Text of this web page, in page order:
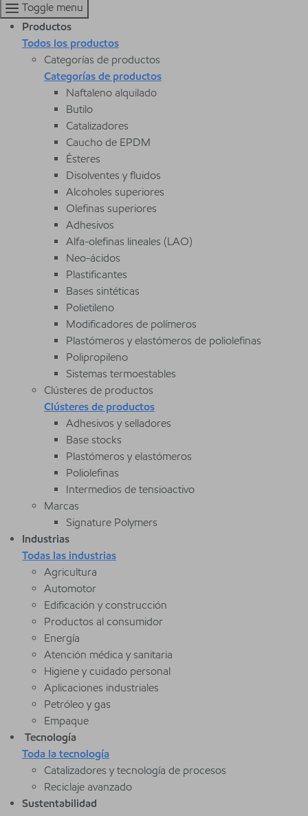
Toggle menu
Productos
Todos los productos
Categorías de productos
Categorías de productos
Naftaleno alquilado
Butilo
Catalizadores
Caucho de EPDM
Ésteres
Disolventes y fluidos
Alcoholes superiores
Olefinas superiores
Adhesivos
Alfa-olefinas lineales (LAO)
Neo-ácidos
Plastificantes
Bases sintéticas
Polietileno
Modificadores de polímeros
Plastómeros y elastómeros de poliolefinas
Polipropileno
Sistemas termoestables
Clústeres de productos
Clústeres de productos
Adhesivos y selladores
Base stocks
Plastómeros y elastómeros
Poliolefinas
Intermedios de tensioactivo
Marcas
Signature Polymers
Industrias
Todas las industrias
Agricultura
Automotor
Edificación y construcción
Productos al consumidor
Energía
Atención médica y sanitaria
Higiene y cuidado personal
Aplicaciones industriales
Petróleo y gas
Empaque
Tecnología
Toda la tecnología
Catalizadores y tecnología de procesos
Reciclaje avanzado
Sustentabilidad